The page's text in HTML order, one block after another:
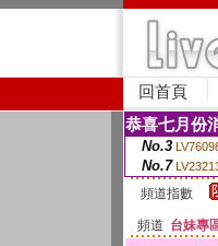
回首頁
恭喜七月份
No.3
No.7
頻道指數
頻道 台妹專